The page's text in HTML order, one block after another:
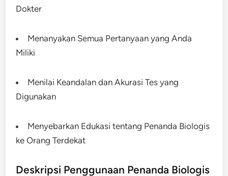
Dokter
Menanyakan Semua Pertanyaan yang Anda
Miliki
Menilai Keandalan dan Akurasi Tes yang
Digunakan
Menyebarkan Edukasi tentang Penanda Biologis
ke Orang Terdekat
Deskripsi Penggunaan Penanda Biologis